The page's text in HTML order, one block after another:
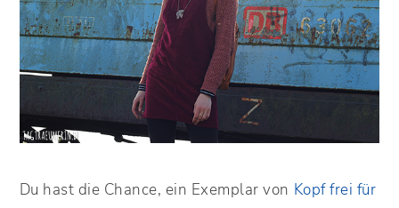
Du hast die Chance, ein Exemplar von Kopf frei für